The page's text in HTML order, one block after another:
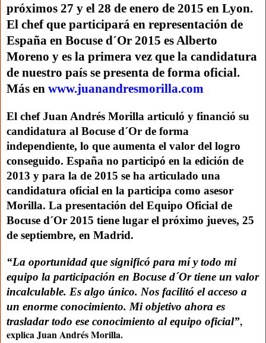
próximos 27 y el 28 de enero de 2015 en Lyon.
El chef que participará en representación de
España en Bocuse d´Or 2015 es Alberto
Moreno y es la primera vez que la candidatura
de nuestro país se presenta de forma oficial.
Más en www.juanandresmorilla.com
El chef Juan Andrés Morilla articuló y financió su
candidatura al Bocuse d´Or de forma
independiente, lo que aumenta el valor del logro
conseguido. España no participó en la edición de
2013 y para la de 2015 se ha articulado una
candidatura oficial en la participa como asesor
Morilla. La presentación del Equipo Oficial de
Bocuse d´Or 2015 tiene lugar el próximo jueves, 25
de septiembre, en Madrid.
“La oportunidad que significó para mí y todo mi
equipo la participación en Bocuse d´Or tiene un valor
incalculable. Es algo único. Nos facilitó el acceso a
un enorme conocimiento. Mi objetivo ahora es
trasladar todo ese conocimiento al equipo oficial”,
explica Juan Andrés Morilla.